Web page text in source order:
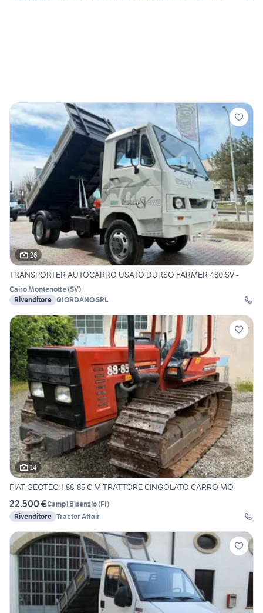
26
TRANSPORTER AUTOCARRO USATO DURSO FARMER 480 SV -
Cairo Montenotte(SV)
Rivenditore GIORDANO SRL
14
FIAT GEOTECH 88-85 C M TRATTORE CINGOLATO CARRO MO
22.500 €Campi Bisenzio(FI)
Rivenditore Tractor Affair